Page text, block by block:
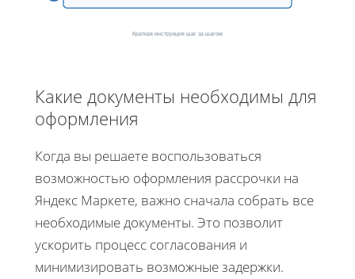
Краткая инструкция шаг за шагом
Какие документы необходимы для
оформления
Когда вы решаете воспользоваться
возможностью оформления рассрочки на
Яндекс Маркете, важно сначала собрать все
необходимые документы. Это позволит
ускорить процесс согласования и
минимизировать возможные задержки.